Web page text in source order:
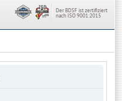
Der BDSF ist zertifiziert
nach ISO 9001:2015